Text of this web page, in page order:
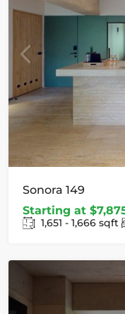
Sonora 149
Starting at
1,651 - 1,666 sqft